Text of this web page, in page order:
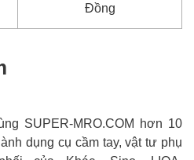
Đồng
SUPER-MRO.COM hơn 10
dụng cụ cầm tay, vật tư phụ